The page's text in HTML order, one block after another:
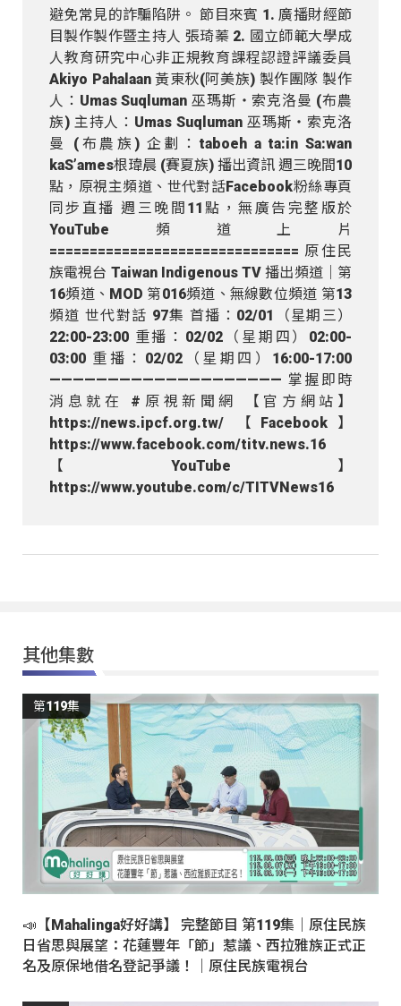
避免常見的詐騙陷阱。 節目來賓 1. 廣播財經節
目製作製作暨主持人 張琦蓁 2. 國立師範大學成
人教育研究中心非正規教育課程認證評議委員
Akiyo Pahalaan 黃東秋(阿美族) 製作團隊 製作
人：Umas Suqluman 巫瑪斯・索克洛曼 (布農
族) 主持人：Umas Suqluman 巫瑪斯・索克洛
曼 (布農族) 企劃：taboeh a ta:in Sa:wan
kaS’ames根瑋晨 (賽夏族) 播出資訊 週三晚間10
點，原視主頻道、世代對話Facebook粉絲專頁
同步直播 週三晚間11點，無廣告完整版於
YouTube頻道上片
=============================== 原住民
族電視台​ Taiwan Indigenous TV 播出頻道｜第
16頻道、MOD 第016頻道、無線數位頻道 第13
頻道 世代對話 97集 首播：02/01（星期三）
22:00-23:00 重播：02/02（星期四）02:00-
03:00 重播：02/02（星期四）16:00-17:00
———————————————————— 掌握即時
消息就在 #原視新聞網 【官方網站】
https://news.ipcf.org.tw/ 【Facebook】
https://www.facebook.com/titv.news.16
【YouTube】
https://www.youtube.com/c/TITVNews16
其他集數
第119集
📣【Mahalinga好好講】 完整節目 第119集｜原住民族
日省思與展望：花蓮豐年「節」惹議、西拉雅族正式正
名及原保地借名登記爭議！｜原住民族電視台